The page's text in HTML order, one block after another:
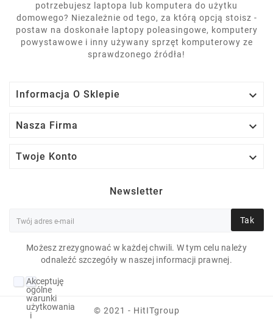
GB 7P 17" 1920X1080
potrzebujesz laptopa lub komputera do użytku
domowego? Niezależnie od tego, za którą opcją stoisz -
postaw na doskonałe laptopy poleasingowe, komputery
powystawowe i inny używany sprzęt komputerowy ze
sprawdzonego źródła!
Informacja O Sklepie 
Nasza Firma 
Twoje Konto 
Newsletter
Tak
Możesz zrezygnować w każdej chwili. W tym celu należy
odnaleźć szczegóły w naszej informacji prawnej.
Akceptuję
ogólne
warunki
użytkowania
i
© 2021 - HitITgroup